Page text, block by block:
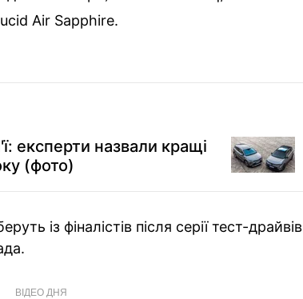
Air Sapphire.
експерти назвали кращі
(фото)
із фіналістів після серії тест-драйвів
ВІДЕО ДНЯ